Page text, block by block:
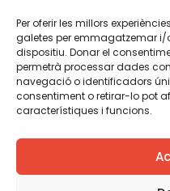
Per oferir les millors
galetes per emmagatzemar
dispositiu. Donar el
permetrà processar dades
navegació o identificadors
consentiment o retirar-lo pot
característiques i funcions.
TWT YTB IG FB
Avís legalPolítica de
Creiem que el
fem servir una llicència
algun material indiquem